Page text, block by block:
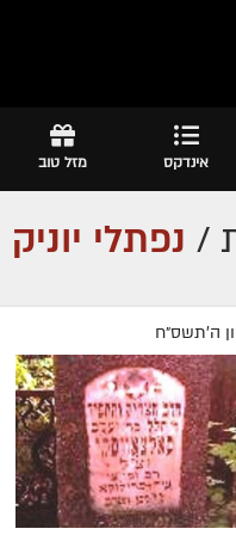
אינדקס מזל טוב
/נפתלי יוניק
ה׳תשס״ח